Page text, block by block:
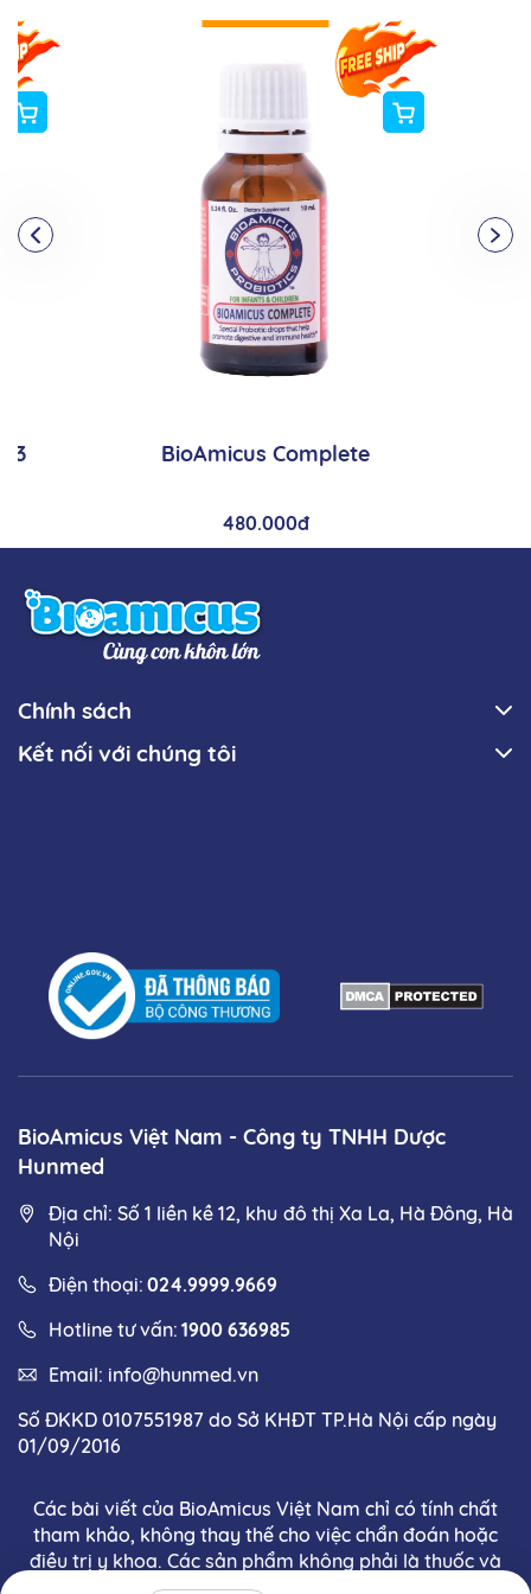
Trẻ tập đi trên 12 tháng tuổi, trẻ em, thanh thiếu
niên: Uống 1-2 giọt mỗi ngày hoặc theo hướng dẫn
Cách dùng
Trước khi sử dụng, mẹ cần lắc đều lọ để dung dịch
Có thể dùng cùng với đồ ăn, nước hoa quả hoặc
Nhỏ vào thìa, thức ăn, nước, bình sữa hoặc nhỏ trực
Lưu ý khi sử dụng
Trước khi mở nắp: Bảo quản ở nhiệt độ phòng.
Để xa tầm tay trẻ em.
Thời hạn sử dụng: Hạn dùng in trực tiếp trên bao bì sản
So sánh D3 thuần và D3K2
Bioamicus
Thành
phần
(trong
mỗi
giọt)
Vitamin D3 100IU
4µg
Vitamin D3 400IU
dùng
Trẻ sơ sinh 0-6
giọt/ngày.
Trẻ sơ sinh 7-12
Trẻ em 1-3 tuổi:
Uống 7
giọt/ngày.
Trẻ sơ sinh đến 12
Trên 12 tháng: 1-2
giọt/ngày
BioAmicus Complete
480.000đ
BioAmicus Việt Nam - Công ty TNHH Dược
Hunmed
Địa chỉ: Số 1 liền kề 12, khu đô thị Xa La, Hà Đông, Hà
Nội
Điện thoại: 024.9999.9669
Hotline tư vấn: 1900 636985
Email: info@hunmed.vn
Số ĐKKD 0107551987 do Sở KHĐT TP.Hà Nội cấp ngày
01/09/2016
Chính sách
Kết nối với chúng tôi
Các bài viết của BioAmicus Việt Nam chỉ có tính chất
tham khảo, không thay thế cho việc chẩn đoán hoặc
điều trị y khoa. Các sản phẩm không phải là thuốc và
không có tác dụng thay thế thuốc chữa bệnh